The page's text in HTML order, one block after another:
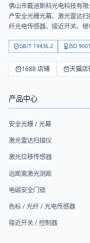
佛山市戴迪斯科光电科技有限
产安全光栅光幕、激光雷达
纤光电传感器、接近开关、
GB/T 19436.2 ISO 9001
1688 店铺 天猫店
产品中心
安全光栅 / 光幕
激光雷达扫描仪
激光位移传感器
远距离激光测距
电磁安全门锁
色标 / 光纤 / 光电传感器
接近开关 / 控制器